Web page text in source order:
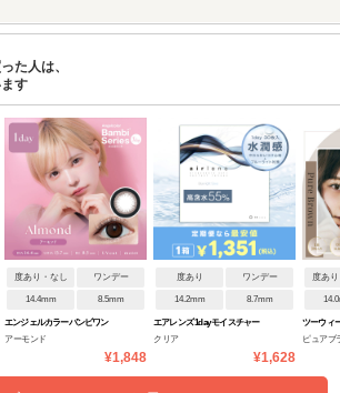
た人は、
す
度あり・なし ワンデー
14.4mm 8.5mm
エンジェルカラーバンビワン
アーモンド
¥1,848
度あり ワンデー
14.2mm 8.7mm
エアレンズ 1day モイスチャー
クリア
¥1,628
度あ
ツーウィ
ピュアブ